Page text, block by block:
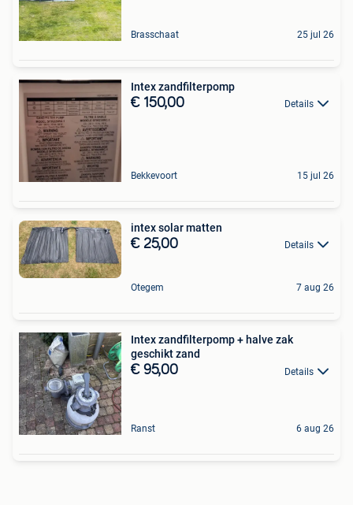
Brasschaat 25 jul 26
Intex zandfilterpomp
€ 150,00 Details
Bekkevoort 15 jul 26
intex solar matten
€ 25,00 Details
Otegem 7 aug 26
Intex zandfilterpomp + halve zak
geschikt zand
€ 95,00 Details
Ranst 6 aug 26